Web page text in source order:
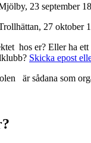
23 september
27 oktober
hos er? Eller ha
Skicka epost
är sådana som